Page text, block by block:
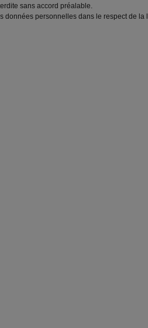
sans accord préalable.
données personnelles dans le respect de